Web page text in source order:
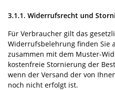
3.1.1. Widerrufsrecht und
Für Verbraucher gilt das
Widerrufsbelehrung finden Sie
zusammen mit dem Muster-
kostenfreie Stornierung der
wenn der Versand der von
noch nicht erfolgt ist.